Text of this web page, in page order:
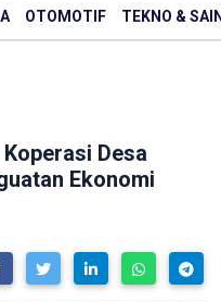
OTOMOTIF TEKNO &
Desa
Ekonomi